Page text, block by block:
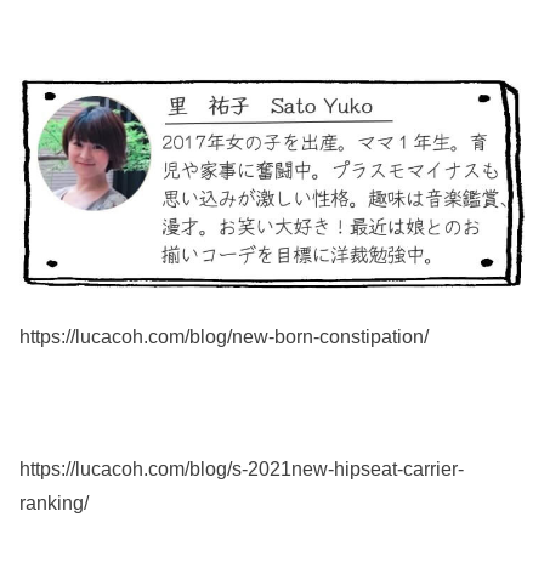
https://lucacoh.com/blog/new-born-constipation/
https://lucacoh.com/blog/s-2021new-hipseat-carrier-
ranking/